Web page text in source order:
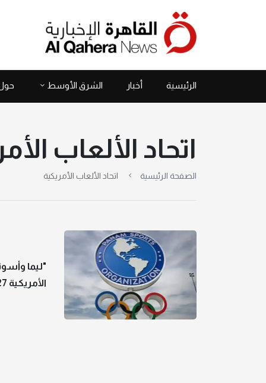
الرئيسية أخبار الشرق الأوسط
اتحاد الألعاب
الصفحة الرئيسية اتحاد الألعاب الأمريكية
"ليما
الأمريكية 2027